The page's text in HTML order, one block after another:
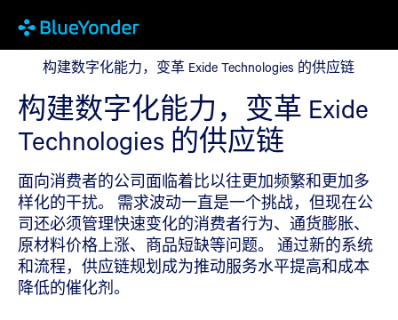
构建数字化能力，变革 Exide Technologies 的供应链
构建数字化能力，变革 Exide Technologies 的供应链
构建数字化能力，变革 Exide
Technologies 的供应链
面向消费者的公司面临着比以往更加频繁和更加多
样化的干扰。 需求波动一直是一个挑战，但现在公
司还必须管理快速变化的消费者行为、通货膨胀、
原材料价格上涨、商品短缺等问题。 通过新的系统
和流程，供应链规划成为推动服务水平提高和成本
降低的催化剂。